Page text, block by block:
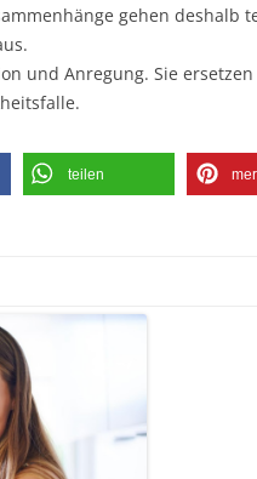
gehen deshalb
und Anregung. Sie
teilen